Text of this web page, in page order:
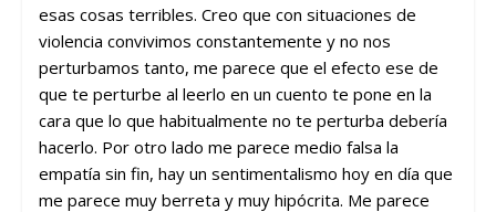
esas cosas terribles. Creo que con situaciones de
violencia convivimos constantemente y no nos
perturbamos tanto, me parece que el efecto ese de
que te perturbe al leerlo en un cuento te pone en la
cara que lo que habitualmente no te perturba debería
hacerlo. Por otro lado me parece medio falsa la
empatía sin fin, hay un sentimentalismo hoy en día que
me parece muy berreta y muy hipócrita. Me parece